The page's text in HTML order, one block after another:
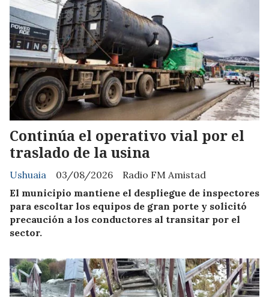
Continúa el operativo vial por el
traslado de la usina
Radio FM Amistad
Ushuaia
03/08/2026
El municipio mantiene el despliegue de inspectores
para escoltar los equipos de gran porte y solicitó
precaución a los conductores al transitar por el
sector.